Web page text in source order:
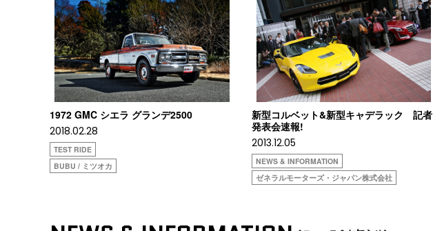
1972 GMC シエラ グランデ2500
2018.02.28
TEST RIDE
BUBU / ミツオカ
新型コルベット&新型キャデラック 記者
発表会速報!
2013.12.05
NEWS & INFORMATION
ゼネラルモーターズ・ジャパン株式会社